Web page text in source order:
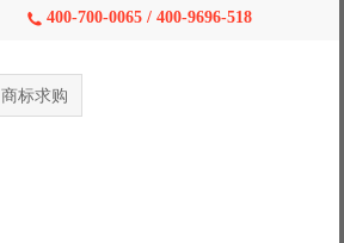
 400-700-0065 / 400-9696-518
商标求购